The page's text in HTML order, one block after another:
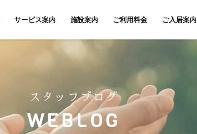
サービス案内 施設案内 ご利用料金 ご入居案内
スタッフブログ
WEBLOG